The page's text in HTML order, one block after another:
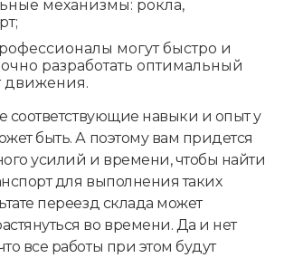
механизмы: рокла,
могут быстро и
разработать оптимальный
движения.
соответствующие навыки и опыт у
быть. А поэтому вам придется
усилий и времени, чтобы найти
для выполнения таких
переезд склада может
во времени. Да и нет
все работы при этом будут